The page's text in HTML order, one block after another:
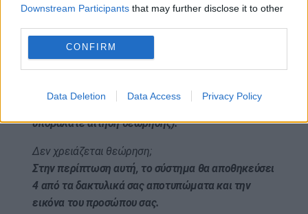
Downstream Participants that may further disclose it to other
CONFIRM
Data Deletion Data Access Privacy Policy
ταξιδέψετε στις ευρωπαϊκές χώρες που
Στην περίπτωση αυτή, το σύστημα θα αποθηκεύσει
μόνο την εικόνα του προσώπου σας (τα δακτυλικά
υποβάλατε αίτηση θεώρησης).
Δεν χρειάζεται θεώρηση;
Στην περίπτωση αυτή, το σύστημα θα αποθηκεύσει
4 από τα δακτυλικά σας αποτυπώματα και την
εικόνα του προσώπου σας.